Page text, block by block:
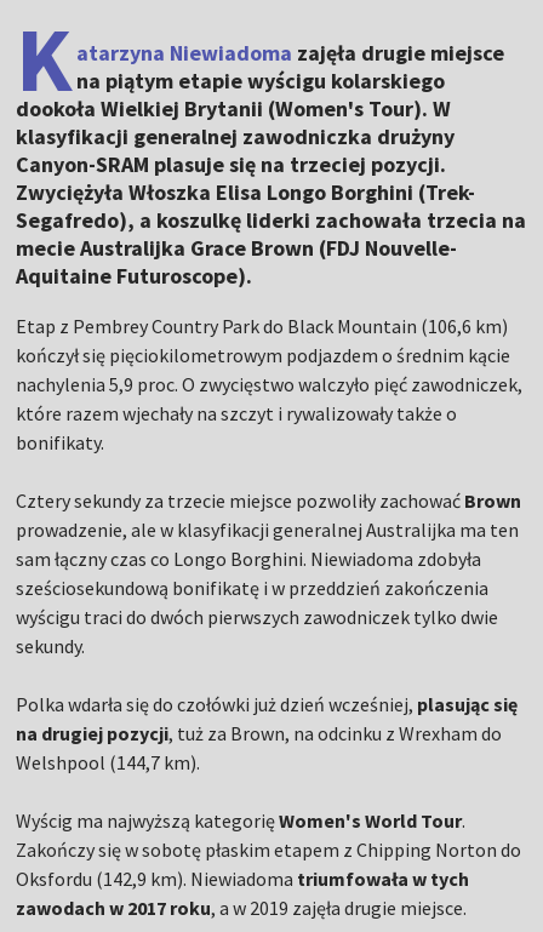
Katarzyna Niewiadoma zajęła drugie miejsce
na piątym etapie wyścigu kolarskiego
dookoła Wielkiej Brytanii (Women's Tour). W
klasyfikacji generalnej zawodniczka drużyny
Canyon-SRAM plasuje się na trzeciej pozycji.
Zwyciężyła Włoszka Elisa Longo Borghini (Trek-
Segafredo), a koszulkę liderki zachowała trzecia na
mecie Australijka Grace Brown (FDJ Nouvelle-
Aquitaine Futuroscope).
Etap z Pembrey Country Park do Black Mountain (106,6 km)
kończył się pięciokilometrowym podjazdem o średnim kącie
nachylenia 5,9 proc. O zwycięstwo walczyło pięć zawodniczek,
które razem wjechały na szczyt i rywalizowały także o
bonifikaty.
Cztery sekundy za trzecie miejsce pozwoliły zachować Brown
prowadzenie, ale w klasyfikacji generalnej Australijka ma ten
sam łączny czas co Longo Borghini. Niewiadoma zdobyła
sześciosekundową bonifikatę i w przeddzień zakończenia
wyścigu traci do dwóch pierwszych zawodniczek tylko dwie
sekundy.
Polka wdarła się do czołówki już dzień wcześniej, plasując się
na drugiej pozycji, tuż za Brown, na odcinku z Wrexham do
Welshpool (144,7 km).
Wyścig ma najwyższą kategorięWomen's World Tour.
Zakończy się w sobotę płaskim etapem z Chipping Norton do
Oksfordu (142,9 km). Niewiadoma triumfowała w tych
zawodach w 2017 roku, a w 2019 zajęła drugie miejsce.